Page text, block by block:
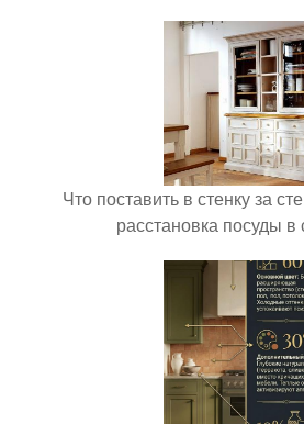
Что поставить в стенку за
расстановка посуды в